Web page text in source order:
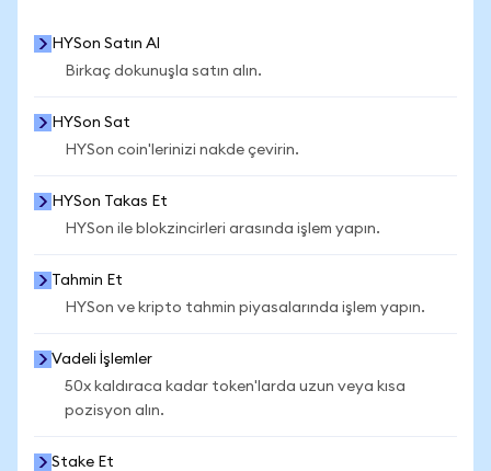
HYSon Satın Al
Birkaç dokunuşla satın alın.
HYSon Sat
HYSon coin'lerinizi nakde çevirin.
HYSon Takas Et
HYSon ile blokzincirleri arasında işlem yapın.
Tahmin Et
HYSon ve kripto tahmin piyasalarında işlem yapın.
Vadeli İşlemler
50x kaldıraca kadar token'larda uzun veya kısa
pozisyon alın.
Stake Et